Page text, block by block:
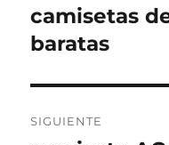
de
entradas
Entrada
anterior:
camisetas
baratas
SIGUIENTE